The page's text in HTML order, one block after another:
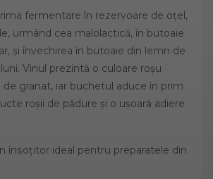
fermentare în rezervoare de oțel,
urmând cea malolactică, în butoaie
și învechirea în butoaie din lemn de
Vinul prezintă o culoare roșu
granat, iar buchetul aduce în prim
roșii de pădure și o ușoară adiere
însoțitor ideal pentru preparatele din